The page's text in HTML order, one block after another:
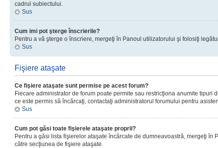
cadrul subiectului.
Sus
Cum imi pot şterge înscrierile?
Pentru a vă şterge o înscriere, mergeţi în Panoul utilizatorului şi folosiţi
Sus
Fişiere ataşate
Ce fişiere ataşate sunt permise pe acest forum?
Fiecare administrator de forum poate permite sau restricţiona anumite tipuri
ce este permis sâ încărcaţi, contactaţi administratorul forumului pentru
Sus
Cum pot găsi toate fişierele ataşate proprii?
Pentru a găsi lista fişierelor ataşate încărcate de dumneavoastră, mergeţi în
către secţiunea de fişiere ataşate.